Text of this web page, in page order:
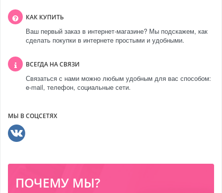
КАК КУПИТЬ
Ваш первый заказ в интернет-магазине? Мы подскажем, как
сделать покупки в интернете простыми и удобными.
ВСЕГДА НА СВЯЗИ
Связаться с нами можно любым удобным для вас способом:
e-mail, телефон, социальные сети.
МЫ В СОЦСЕТЯХ
ПОЧЕМУ МЫ?